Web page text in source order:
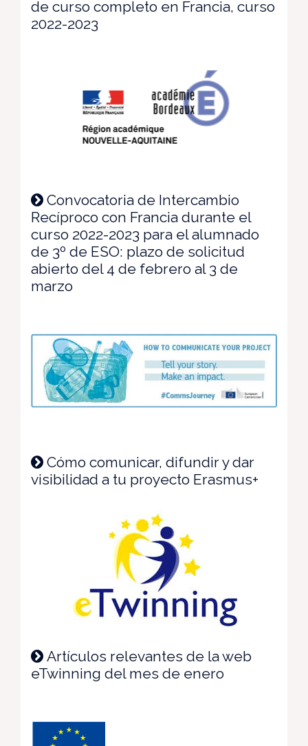
de curso completo en Francia, curso
2022-2023
Convocatoria de Intercambio
Recíproco con Francia durante el
curso 2022-2023 para el alumnado
de 3º de ESO: plazo de solicitud
abierto del 4 de febrero al 3 de
marzo
Cómo comunicar, difundir y dar
visibilidad a tu proyecto Erasmus+
Artículos relevantes de la web
eTwinning del mes de enero